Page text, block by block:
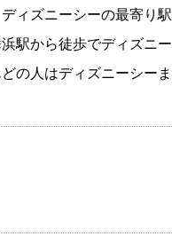
ィズニーシーの最寄り
駅から徒歩でディズニ
の人はディズニーシー